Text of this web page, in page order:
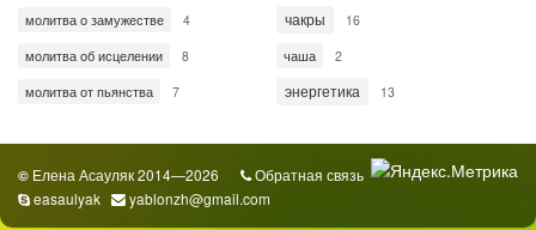
молитва о замужестве 4
молитва об исцелении 8
молитва от пьянства 7
чакры 16
чаша 2
энергетика 13
© Елена Асауляк 2014—2026
Обратная связь
easaulyak
yablonzh@gmail.com